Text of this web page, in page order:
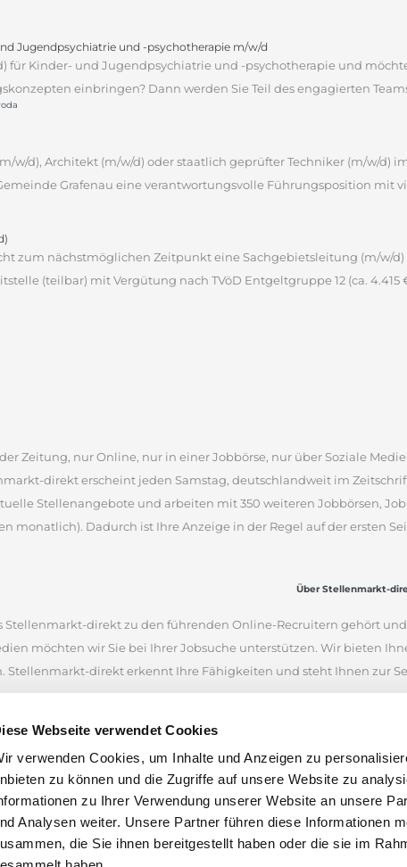
Webseite verwendet Cookies
verwenden Cookies, um Inhalte und Anzeigen zu
zu können und die Zugriffe auf unsere Website zu
zu Ihrer Verwendung unserer Website an unsere
Analysen weiter. Unsere Partner führen diese Informationen
die Sie ihnen bereitgestellt haben oder die sie im
Jugendpsychiatrie und -psychotherapie m/w/d
für Kinder- und Jugendpsychiatrie und -psychotherapie und
einbringen? Dann werden Sie Teil des engagierten
w/d), Architekt (m/w/d) oder staatlich geprüfter Techniker (m/w/
Grafenau eine verantwortungsvolle Führungsposition mit
zum nächstmöglichen Zeitpunkt eine Sachgebietsleitung (m/w/
(teilbar) mit Vergütung nach TVöD Entgeltgruppe 12 (ca. 4.415
Zeitung, nur Online, nur in einer Jobbörse, nur über Soziale
direkt erscheint jeden Samstag, deutschlandweit im
Stellenangebote und arbeiten mit 350 weiteren Jobbörsen,
monatlich). Dadurch ist Ihre Anzeige in der Regel auf der ersten
Über Stellenmarkt-
Stellenmarkt-direkt zu den führenden Online-Recruitern gehört
möchten wir Sie bei Ihrer Jobsuche unterstützen. Wir bieten
Stellenmarkt-direkt erkennt Ihre Fähigkeiten und steht Ihnen zur
zu den ältesten kommerziellen Internetseiten und war eine der
von renommierten Unternehmen aus Deutschland,
nach Stellenangeboten anhand von Stichworten und Orten zu
Sie sich von den gefundenen Stellenangeboten inspirieren. Wir
Job für Sie bereitzustellen.